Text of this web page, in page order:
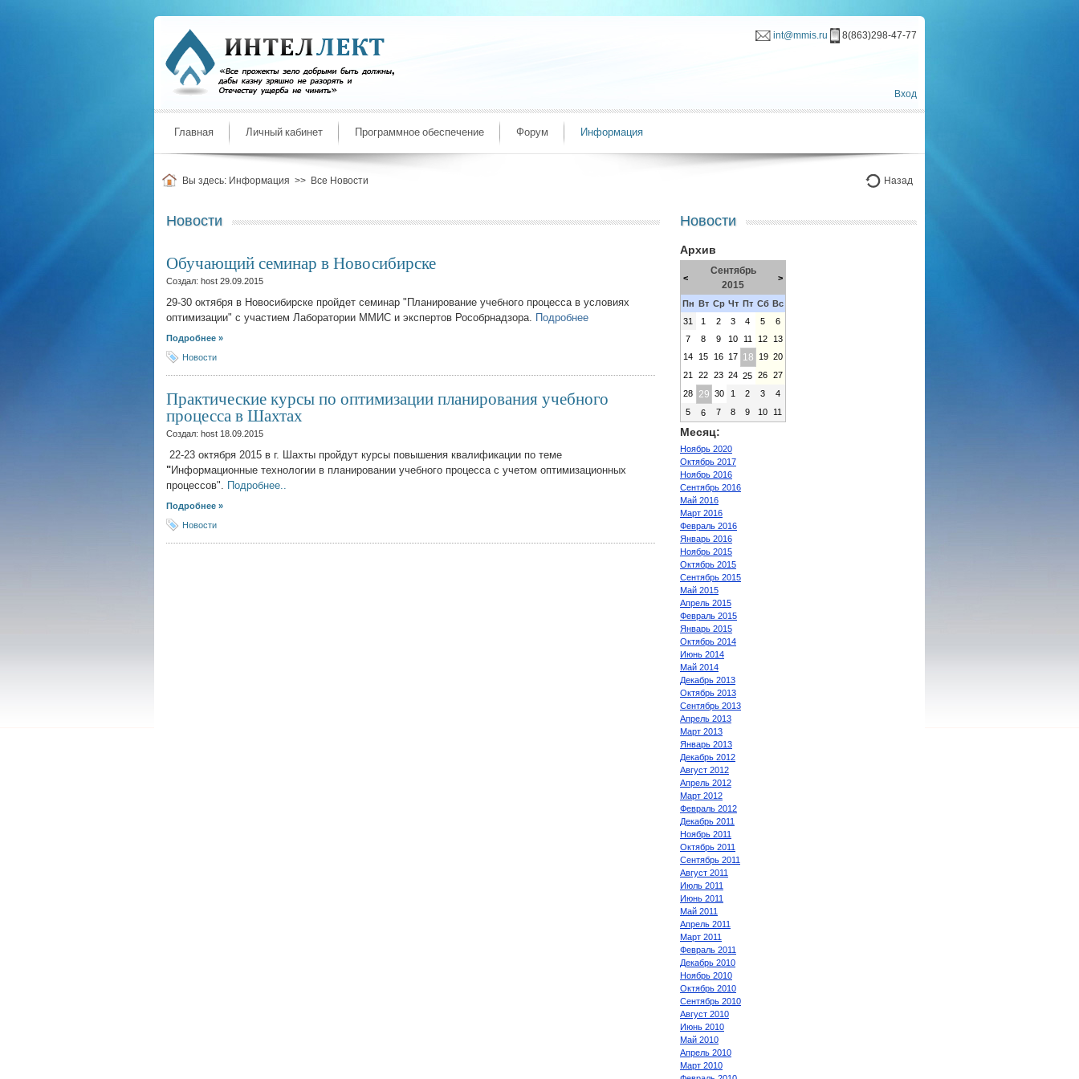
int@mmis.ru 8(863)298-47-77
Вход
Главная Личный кабинет Программное обеспечение Форум Информация
Вы здесь: Информация >> Все Новости Назад
Новости
Обучающий семинар в Новосибирске
Создал: host 29.09.2015
29-30 октября в Новосибирске пройдет семинар "Планирование учебного процесса в условиях
оптимизации" с участием Лаборатории ММИС и экспертов Рособрнадзора. Подробнее
Подробнее »
Новости
Практические курсы по оптимизации планирования учебного
процесса в Шахтах
Создал: host 18.09.2015
22-23 октября 2015 в г. Шахты пройдут курсы повышения квалификации по теме
"Информационные технологии в планировании учебного процесса с учетом оптимизационных
процессов". Подробнее..
Подробнее »
Новости
Новости
Архив
<
Сентябрь
2015
>
Пн Вт Ср Чт Пт Сб Вс
31
1 2 3 4 5
6
7
8 9 10 11 12
13
14
15 16 17 18 19 20
21
22 23 24 25 26 27
28
29 30 1 2 3
4
5
6 7 8 9 10 11
Месяц:
Ноябрь 2020
Октябрь 2017
Ноябрь 2016
Сентябрь 2016
Май 2016
Март 2016
Февраль 2016
Январь 2016
Ноябрь 2015
Октябрь 2015
Сентябрь 2015
Май 2015
Апрель 2015
Февраль 2015
Январь 2015
Октябрь 2014
Июнь 2014
Май 2014
Декабрь 2013
Октябрь 2013
Сентябрь 2013
Апрель 2013
Март 2013
Январь 2013
Декабрь 2012
Август 2012
Апрель 2012
Март 2012
Февраль 2012
Декабрь 2011
Ноябрь 2011
Октябрь 2011
Сентябрь 2011
Август 2011
Июль 2011
Июнь 2011
Май 2011
Апрель 2011
Март 2011
Февраль 2011
Декабрь 2010
Ноябрь 2010
Октябрь 2010
Сентябрь 2010
Август 2010
Июнь 2010
Май 2010
Апрель 2010
Март 2010